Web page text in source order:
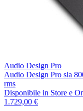
Audio Design Pro
Audio Design Pro sla
rms
Disponibile in Store e
1.729,00 €